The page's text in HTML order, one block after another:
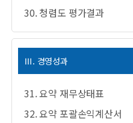
30. 청렴도 평가결과
Ⅲ. 경영성과
31. 요약 재무상태표
32. 요약 포괄손익계산서